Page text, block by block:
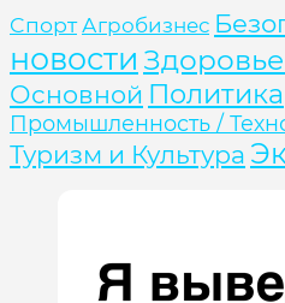
Cпорт Агробизнес
новости
Основной Политика
Промышленность /
Туризм и Культура